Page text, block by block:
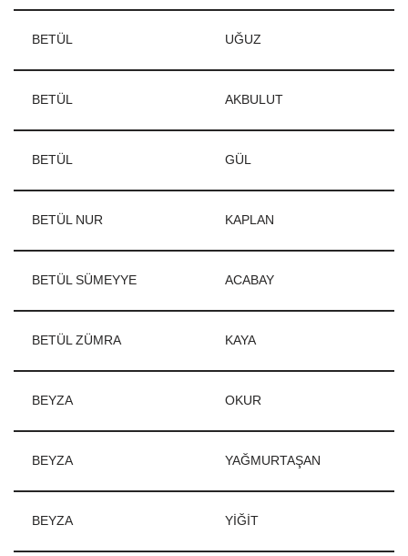
BETÜL UĞUZ
BETÜL AKBULUT
BETÜL GÜL
BETÜL NUR KAPLAN
BETÜL SÜMEYYE ACABAY
BETÜL ZÜMRA KAYA
BEYZA OKUR
BEYZA YAĞMURTAŞAN
BEYZA YİĞİT